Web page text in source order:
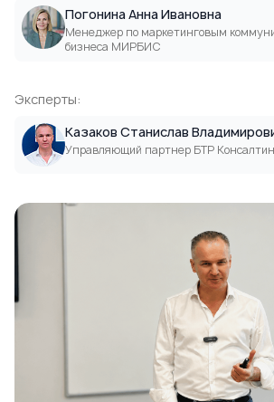
Погонина Анна Ивановна
Менеджер по маркетинговым
бизнеса МИРБИС
Эксперты:
Казаков Станислав
Управляющий партнер БТР